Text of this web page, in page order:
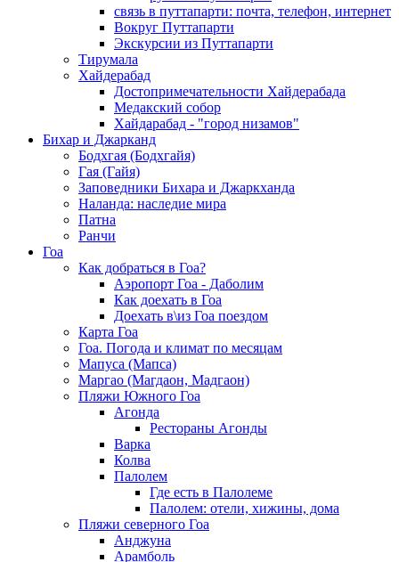
связь в путтапарти: почта, телефон, интернет
Вокруг Путтапарти
Экскурсии из Путтапарти
Тирумала
Хайдерабад
Достопримечательности Хайдерабада
Медакский собор
Хайдарабад - "город низамов"
Бихар и Джарканд
Бодхгая (Бодхгайя)
Гая (Гайя)
Заповедники Бихара и Джаркханда
Наланда: наследие мира
Патна
Ранчи
Гоа
Как добраться в Гоа?
Аэропорт Гоа - Даболим
Как доехать в Гоа
Доехать в\из Гоа поездом
Карта Гоа
Гоа. Погода и климат по месяцам
Мапуса (Мапса)
Маргао (Магдаон, Мадгаон)
Пляжи Южного Гоа
Агонда
Рестораны Агонды
Варка
Колва
Палолем
Где есть в Палолеме
Палолем: отели, хижины, дома
Пляжи северного Гоа
Анджуна
Арамболь